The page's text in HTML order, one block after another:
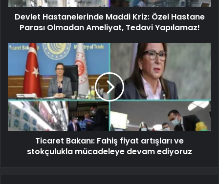
Devlet Hastanelerinde Maddi Kriz: Özel Hastane
Parası Olmadan Ameliyat, Tedavi Yapılamaz!
Ticaret Bakanı: Fahiş fiyat artışları ve
stokçulukla mücadeleye devam ediyoruz